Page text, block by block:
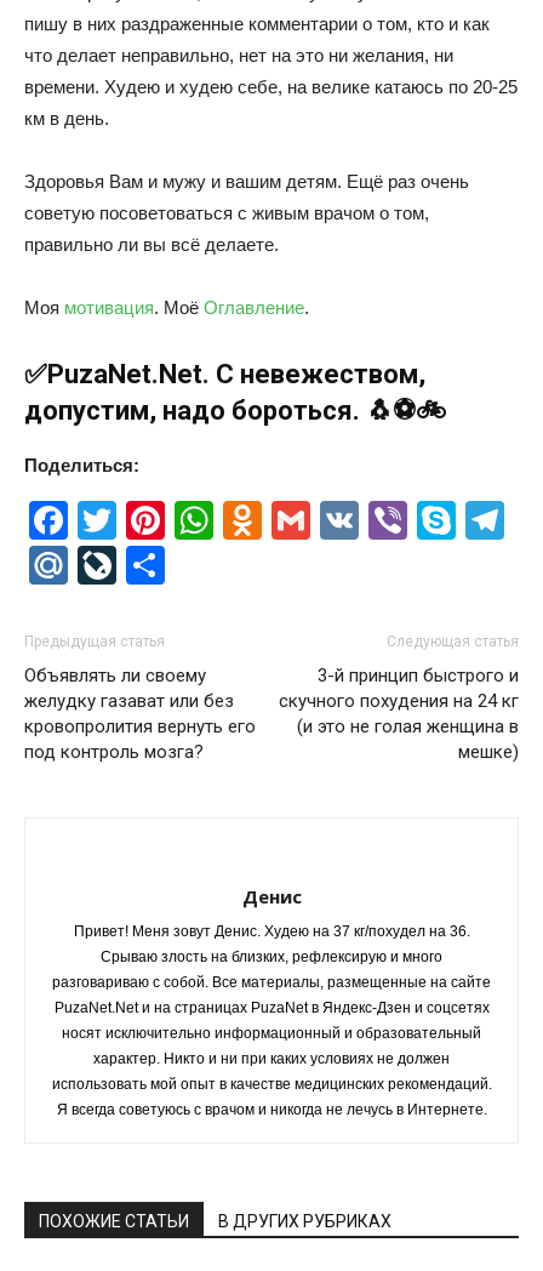
пишу в них раздраженные комментарии о том, кто и как
что делает неправильно, нет на это ни желания, ни
времени. Худею и худею себе, на велике катаюсь по 20-25
км в день.
Здоровья Вам и мужу и вашим детям. Ещё раз очень
советую посоветоваться с живым врачом о том,
правильно ли вы всё делаете.
Моя мотивация. Моё Оглавление.
✅PuzaNet.Net. С невежеством,
допустим, надо бороться. 🐧⚽🚲
Поделиться:
Facebook
TwitterPinterest
WhatsApp
Odnoklassniki
Gmail
VK Viber
Mail.RuLiveJournal
Предыдущая статья
Объявлять ли своему
желудку газават или без
кровопролития вернуть его
под контроль мозга?
Следующая статья
3-й принцип быстрого и
скучного похудения на 24 кг
(и это не голая женщина в
мешке)
Денис
Привет! Меня зовут Денис. Худею на 37 кг/похудел на 36.
Срываю злость на близких, рефлексирую и много
разговариваю с собой. Все материалы, размещенные на сайте
PuzaNet.Net и на страницах PuzaNet в Яндекс-Дзен и соцсетях
носят исключительно информационный и образовательный
характер. Никто и ни при каких условиях не должен
использовать мой опыт в качестве медицинских рекомендаций.
Я всегда советуюсь с врачом и никогда не лечусь в Интернете.
ПОХОЖИЕ СТАТЬИ В ДРУГИХ РУБРИКАХ